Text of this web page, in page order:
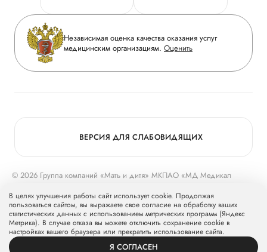
Сотрудничество
Инвесторам
Журнал «Мать и дитя»
Вакансии
Медицинский туризм
Горячая линия качества
Вопрос-ответ
Приложение пациента
Статьи
Независимая оценка качества оказания услуг
медицинским организациям. Оценить
© 2026 Группа компаний «Мать и дитя» МКПАО «МД Медикал
Группу компаний «Мать и дитя».
ВЕРСИЯ ДЛЯ СЛАБОВИДЯЩИХ
УСЛУГИ ПРОФИЛЬ
В целях улучшения работы сайт использует cookie. Продолжая
пользоваться сайтом, вы выражаете свое согласие на обработку ваших
статистических данных с использованием метрических программ (Яндекс
Метрика). В случае отказа вы можете отключить сохранение cookie в
настройках вашего браузера или прекратить использование сайта.
Я СОГЛАСЕН